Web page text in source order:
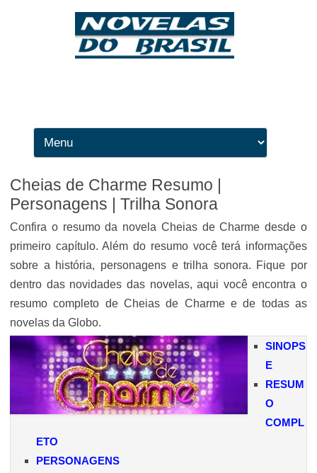
Cheias de Charme Resumo |
Personagens | Trilha Sonora
Confira o resumo da novela Cheias de Charme desde o
primeiro capítulo. Além do resumo você terá informações
sobre a história, personagens e trilha sonora. Fique por
dentro das novidades das novelas, aqui você encontra o
resumo completo de Cheias de Charme e de todas as
novelas da Globo.
SINOPS
E
RESUM
O
COMPL
ETO
PERSONAGENS